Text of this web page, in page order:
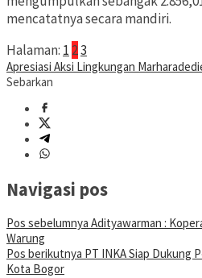
mencatatnya secara mandiri.
Halaman: 1 23
Apresiasi Aksi Lingkungan Marhara
Sebarkan
Navigasi pos
Pos sebelumnya Adityawarman :
Warung
Pos berikutnya PT INKA Siap Dukung
Kota Bogor